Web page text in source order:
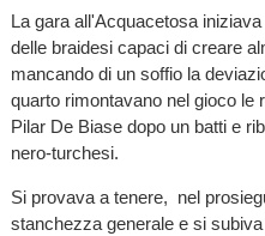
La gara all'Acquacetosa
delle braidesi capaci di creare
mancando di un soffio la
quarto rimontavano nel gioco
Pilar De Biase dopo un batti e
nero-turchesi.
Si provava a tenere, nel
stanchezza generale e si